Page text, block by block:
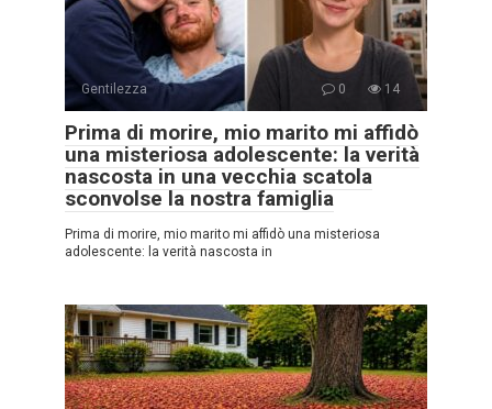
Gentilezza 0 14
Prima di morire, mio marito mi affidò
una misteriosa adolescente: la verità
nascosta in una vecchia scatola
sconvolse la nostra famiglia
Prima di morire, mio marito mi affidò una misteriosa
adolescente: la verità nascosta in